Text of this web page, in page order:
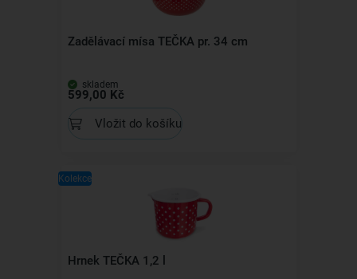
Zadělávací mísa TEČKA pr. 34 cm
skladem
599,00 Kč
Vložit do košíku
Kolekce
Hrnek TEČKA 1,2 l